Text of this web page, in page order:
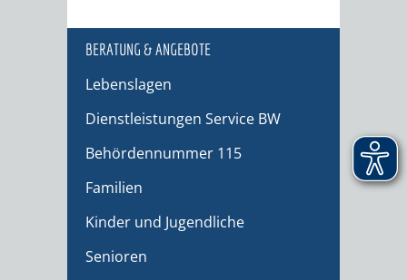
BERATUNG & ANGEBOTE
Lebenslagen
Dienstleistungen Service BW
Behördennummer 115
Familien
Kinder und Jugendliche
Senioren